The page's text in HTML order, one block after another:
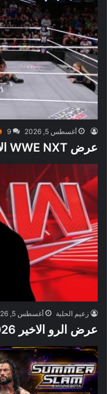
أغسطس 5, 2026 9
عرض WWE NXT الأخير 4/8/2026 كامل مترجم
زعيم الحلبة أغسطس 5, 2026
عرض الرو الاخير 3/8/2026 كامل مترجم